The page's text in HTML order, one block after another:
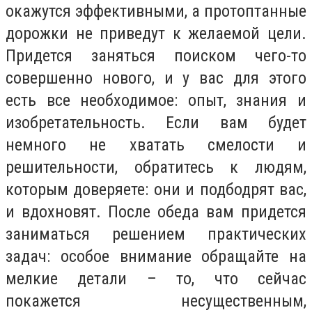
окажутся эффективными, а протоптанные
дорожки не приведут к желаемой цели.
Придется заняться поиском чего-то
совершенно нового, и у вас для этого
есть все необходимое: опыт, знания и
изобретательность. Если вам будет
немного не хватать смелости и
решительности, обратитесь к людям,
которым доверяете: они и подбодрят вас,
и вдохновят. После обеда вам придется
заниматься решением практических
задач: особое внимание обращайте на
мелкие детали – то, что сейчас
покажется несущественным,